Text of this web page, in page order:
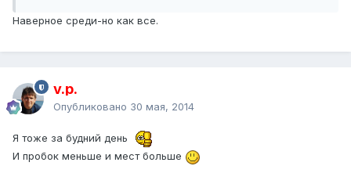
Наверное среди-но как все.
v.p.
Опубликовано 30 мая, 2014
Я тоже за будний день
И пробок меньше и мест больше